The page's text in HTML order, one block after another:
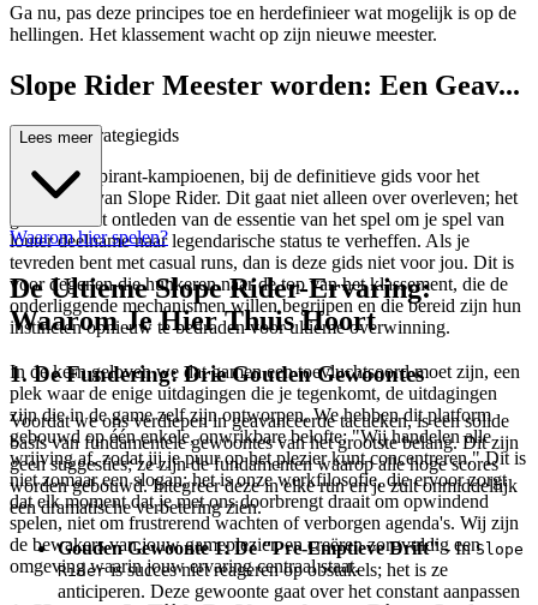
Ga nu, pas deze principes toe en herdefinieer wat mogelijk is op de
hellingen. Het klassement wacht op zijn nieuwe meester.
Slope Rider Meester worden: Een Geav...
anceerde Strategiegids
Welkom, aspirant-kampioenen, bij de definitieve gids voor het
domineren van Slope Rider. Dit gaat niet alleen over overleven; het
gaat over het ontleden van de essentie van het spel om je spel van
louter deelname naar legendarische status te verheffen. Als je
tevreden bent met casual runs, dan is deze gids niet voor jou. Dit is
voor degenen die hunkeren naar de top van het klassement, die de
onderliggende mechanismen willen begrijpen en die bereid zijn hun
instincten opnieuw te bedraden voor ultieme overwinning.
1. De Fundering: Drie Gouden Gewoontes
Voordat we ons verdiepen in geavanceerde tactieken, is een solide
basis van fundamentele gewoontes van het grootste belang. Dit zijn
geen suggesties; ze zijn de fundamenten waarop alle hoge scores
worden gebouwd. Integreer deze in elke run en je zult onmiddellijk
een dramatische verbetering zien.
Gouden Gewoonte 1: De "Pre-Emptieve Drift"- InSlope
Rideris succes niet reageren op obstakels; het is ze
anticiperen. Deze gewoonte gaat over het constant aanpassen
Lees meer
Waarom hier spelen?
De Ultieme Slope Rider-Ervaring:
Waarom Je Hier Thuis Hoort
In de kern geloven we dat gamen een toevluchtsoord moet zijn, een
plek waar de enige uitdagingen die je tegenkomt, de uitdagingen
zijn die in de game zelf zijn ontworpen. We hebben dit platform
gebouwd op één enkele, onwrikbare belofte: "Wij handelen alle
wrijving af, zodat jij je puur op het plezier kunt concentreren." Dit is
niet zomaar een slogan; het is onze werkfilosofie, die ervoor zorgt
dat elk moment dat je met ons doorbrengt draait om opwindend
spelen, niet om frustrerend wachten of verborgen agenda's. Wij zijn
de bewakers van jouw gameplezier, en creëren zorgvuldig een
omgeving waarin jouw ervaring centraal staat.